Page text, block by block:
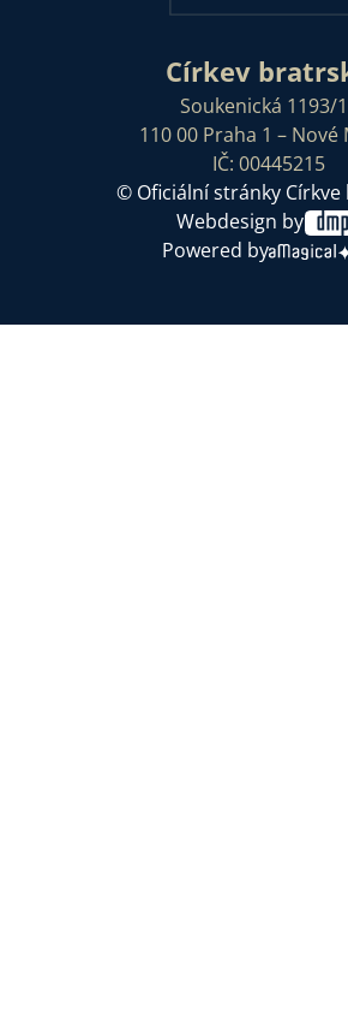
Církev
Soukenická 1193/
110 00 Praha 1 – Nové
IČ: 00445215
© Oficiální stránky
Webdesign by
Powered by